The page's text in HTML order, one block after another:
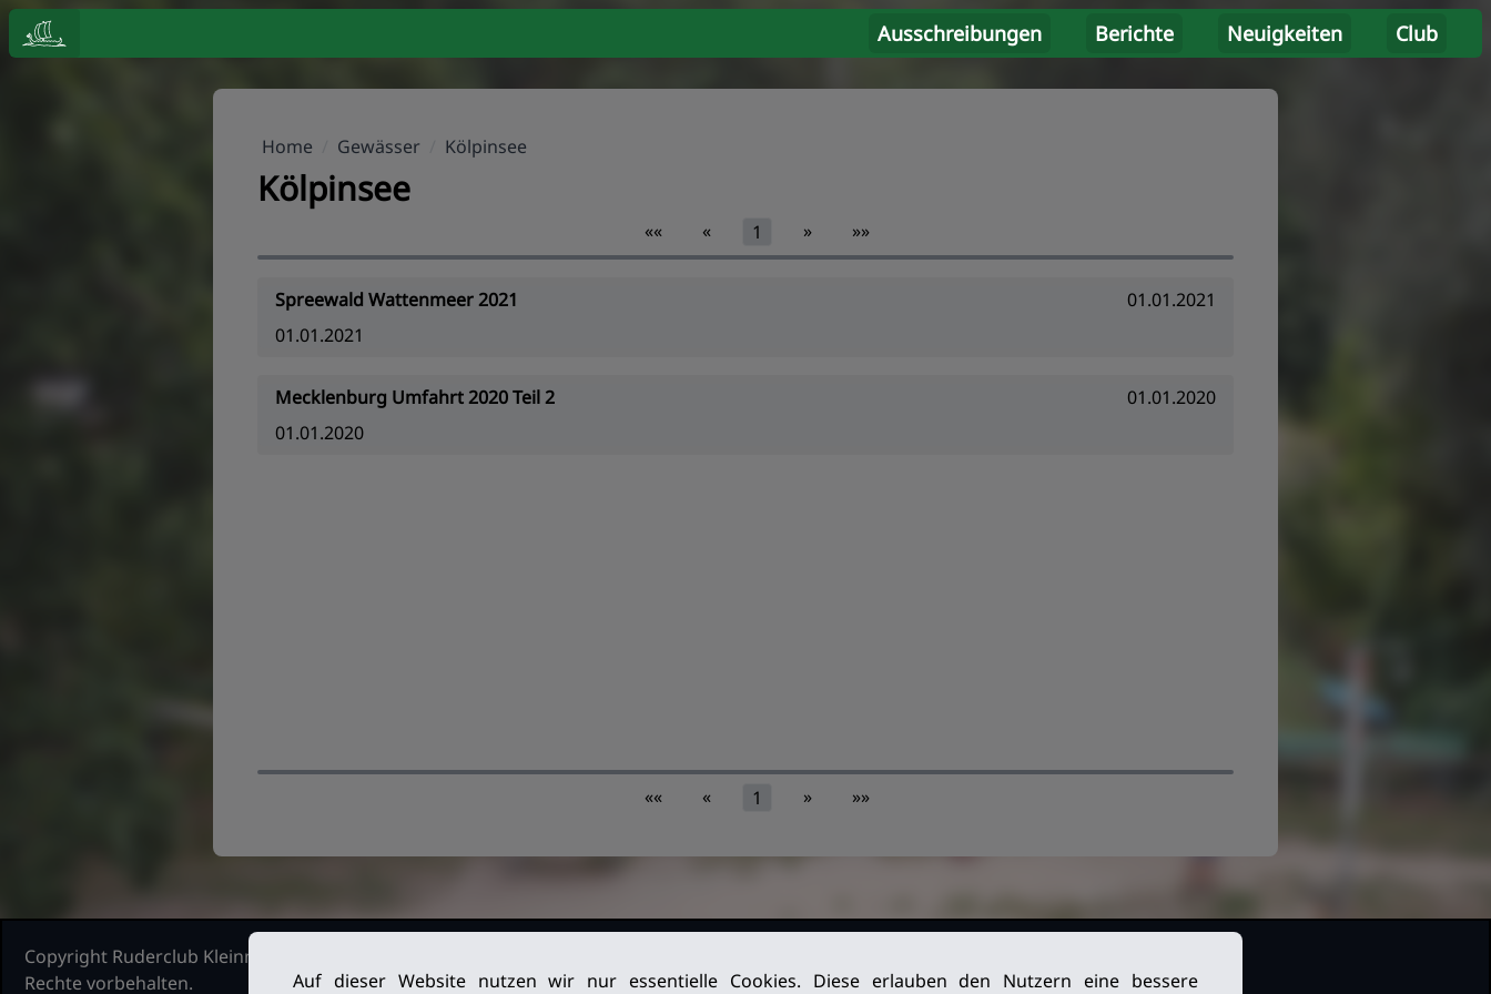
Ausschreibungen Berichte Neuigkeiten Club
Home Gewässer Kölpinsee
Kölpinsee
«« « 1 » »»
Spreewald Wattenmeer 2021
01.01.2021
01.01.2021
Mecklenburg Umfahrt 2020 Teil 2
01.01.2020
01.01.2020
«« « 1 » »»
Copyright Ruderclub Kleinmachnow Stahnsdorf Teltow, 2026. Alle
Rechte vorbehalten.
Datenschutz
Auf dieser Website nutzen wir nur essentielle Cookies. Diese erlauben den Nutzern eine bessere